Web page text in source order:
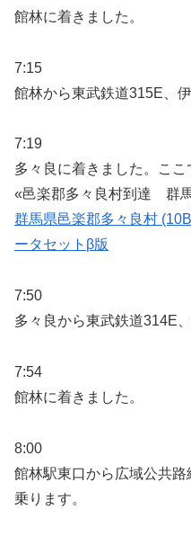
館林に着きました。
7:15
館林から東武鉄道315E、
7:19
多々良に着きました。ここ
«邑楽郡多々良村到達 群
群馬県邑楽郡多々良村
ータセットβ版
7:50
多々良から東武鉄道314E
7:54
館林に着きました。
8:00
館林駅東口から広域公共
乗ります。